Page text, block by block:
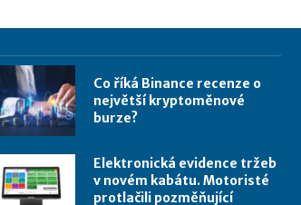
Co říká Binance recenze o
největší kryptoměnové
burze?
Elektronická evidence tržeb
v novém kabátu. Motoristé
protlačili pozměňující